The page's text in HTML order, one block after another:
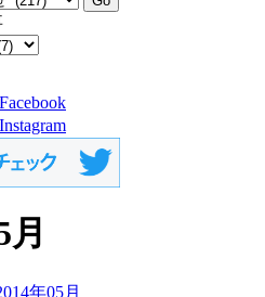
年05月